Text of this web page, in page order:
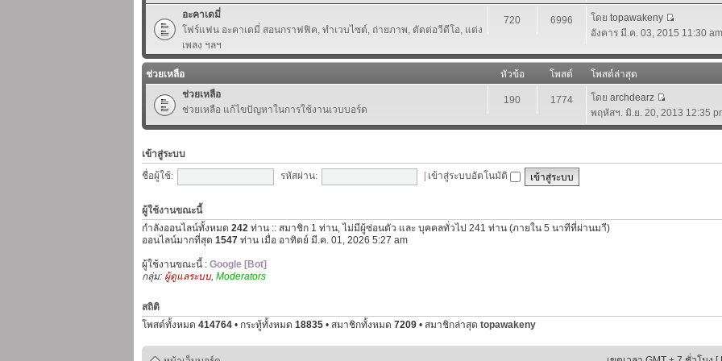
อะคาเดมี่
โฟร์แฟน อะคาเดมี่ สอนกราฟฟิค, ทำเวบไซต์, ถ่ายภาพ, ตัดต่อวีดีโอ, แต่ง
เพลง ฯลฯ
720 6996 โดย topawakeny
อังคาร มี.ค. 03, 2015 11:30 am
ช่วยเหลือ หัวข้อ โพสต์
โพสต์ล่าสุด
ช่วยเหลือ
ช่วยเหลือ แก้ไขปัญหาในการใช้งานเวบบอร์ด
190 1774 โดย archdearz
พฤหัสฯ. มิ.ย. 20, 2013 12:35
เข้าสู่ระบบ
ชื่อผู้ใช้:
รหัสผ่าน: เข้าสู่ระบบอัตโนมัติ
ผู้ใช้งานขณะนี้
กำลังออนไลน์ทั้งหมด 242 ท่าน :: สมาชิก 1 ท่าน, ไม่มีผู้ซ่อนตัว และ บุคคลทั่วไป 241 ท่าน (ภายใน 5 นาทีที่ผ่านมาี)
ออนไลน์มากที่สุด 1547 ท่าน เมื่อ อาทิตย์ มี.ค. 01, 2026 5:27 am
ผู้ใช้งานขณะนี้ : Google [Bot]
กลุ่ม: ผู้ดูแลระบบ, Moderators
สถิติ
โพสต์ทั้งหมด 414764 • กระทู้ทั้งหมด 18835 • สมาชิกทั้งหมด 7209 • สมาชิกล่าสุด topawakeny